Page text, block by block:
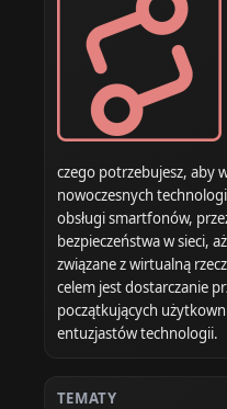
czego potrzebujesz, aby
nowoczesnych
obsługi smartfonów,
bezpieczeństwa w sieci,
związane z wirtualną
celem jest dostarczanie
początkujących
entuzjastów technologii.
TEMATY